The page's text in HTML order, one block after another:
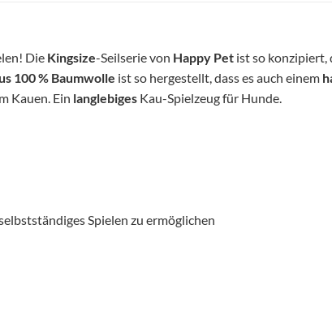
Die Kingsize-Seilserie von Happy Pet ist so konzipiert,
100 % Baumwolle ist so hergestellt, dass es auch einem
Kauen. Ein langlebiges Kau-Spielzeug für Hunde.
Spielen zu ermöglichen